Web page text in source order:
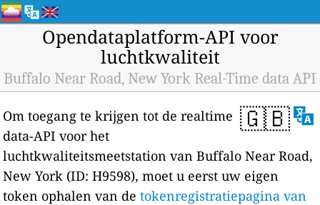
Opendataplatform-API voor
luchtkwaliteit
Buffalo Near Road, New York Real-Time data API
🇬🇧
Om toegang te krijgen tot de realtime
data-API voor het
luchtkwaliteitsmeetstation van Buffalo Near Road,
New York (ID: H9598), moet u eerst uw eigen
token ophalen van detokenregistratiepagina van